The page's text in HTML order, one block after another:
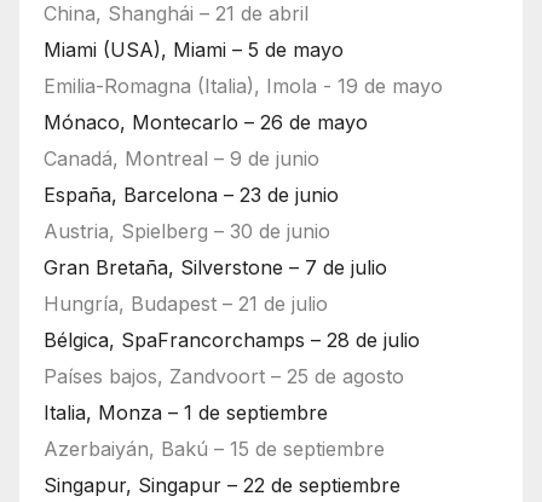
China, Shanghái – 21 de abril
Miami (USA), Miami – 5 de mayo
Emilia-Romagna (Italia), Imola - 19 de mayo
Mónaco, Montecarlo – 26 de mayo
Canadá, Montreal – 9 de junio
España, Barcelona – 23 de junio
Austria, Spielberg – 30 de junio
Gran Bretaña, Silverstone – 7 de julio
Hungría, Budapest – 21 de julio
Bélgica, SpaFrancorchamps – 28 de julio
Países bajos, Zandvoort – 25 de agosto
Italia, Monza – 1 de septiembre
Azerbaiyán, Bakú – 15 de septiembre
Singapur, Singapur – 22 de septiembre